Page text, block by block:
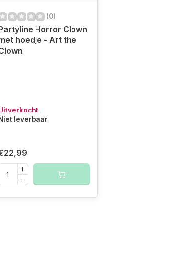
(0)
Horror Clown
hoedje - Art the
Niet leverbaar